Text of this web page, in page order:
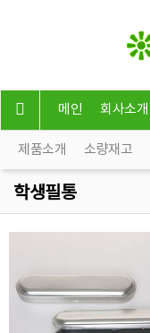
메인 회사소개
제품소개 소량재고
학생필통